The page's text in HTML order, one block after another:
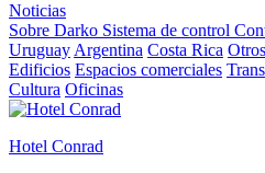
Noticias
Sobre Darko Sistema de control
Uruguay Argentina Costa Rica
Edificios Espacios comerciales
Cultura Oficinas
Hotel Conrad